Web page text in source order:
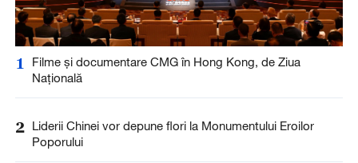
1
Filme și documentare CMG în Hong Kong, de Ziua
Națională
2 Liderii Chinei vor depune flori la Monumentului Eroilor
Poporului